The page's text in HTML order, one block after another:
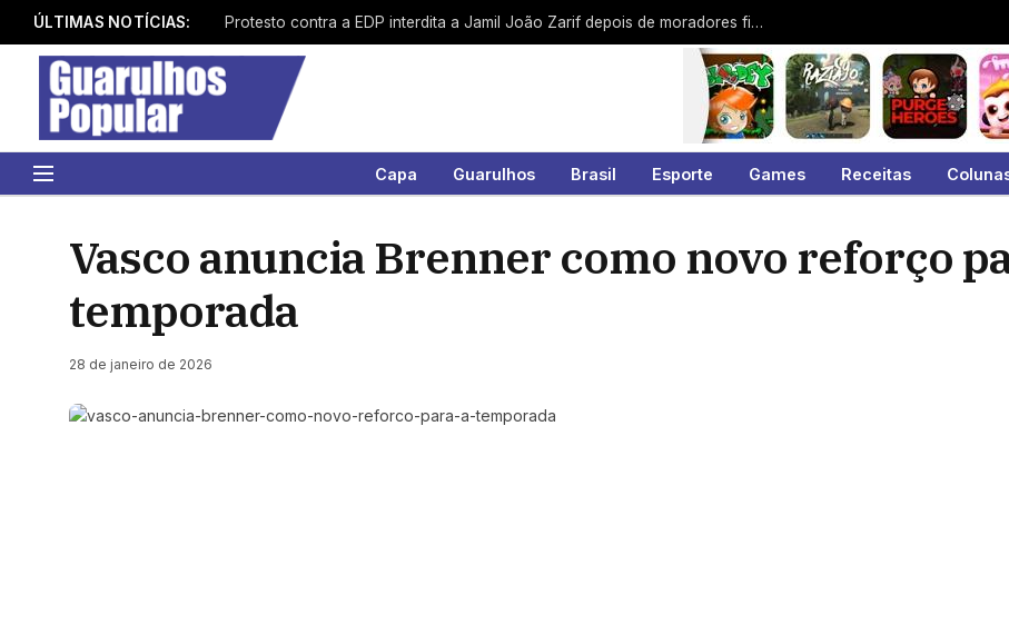
ÚLTIMAS NOTÍCIAS: Protesto contra a EDP interdita a Jamil João Zarif depois de moradores ficarem 9 dias sem energia no Malvinas
Capa Guarulhos Brasil Esporte Games Receitas
Vasco anuncia Brenner como novo reforço
temporada
28 de janeiro de 2026